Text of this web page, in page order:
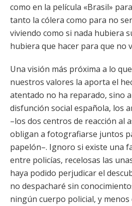
como en la película «Brasil»
tanto la cólera como para no
viviendo como si nada hubiera
hubiera que hacer para que no
Una visión más próxima a lo
nuestros valores la aporta el
atentado no ha reparado, sino
disfunción social española, los
–los dos centros de reacción al
obligan a fotografiarse juntos
papelón–. Ignoro si existe una
entre policías, recelosas las
haya podido perjudicar el
no despacharé sin
ningún cuerpo policial, y